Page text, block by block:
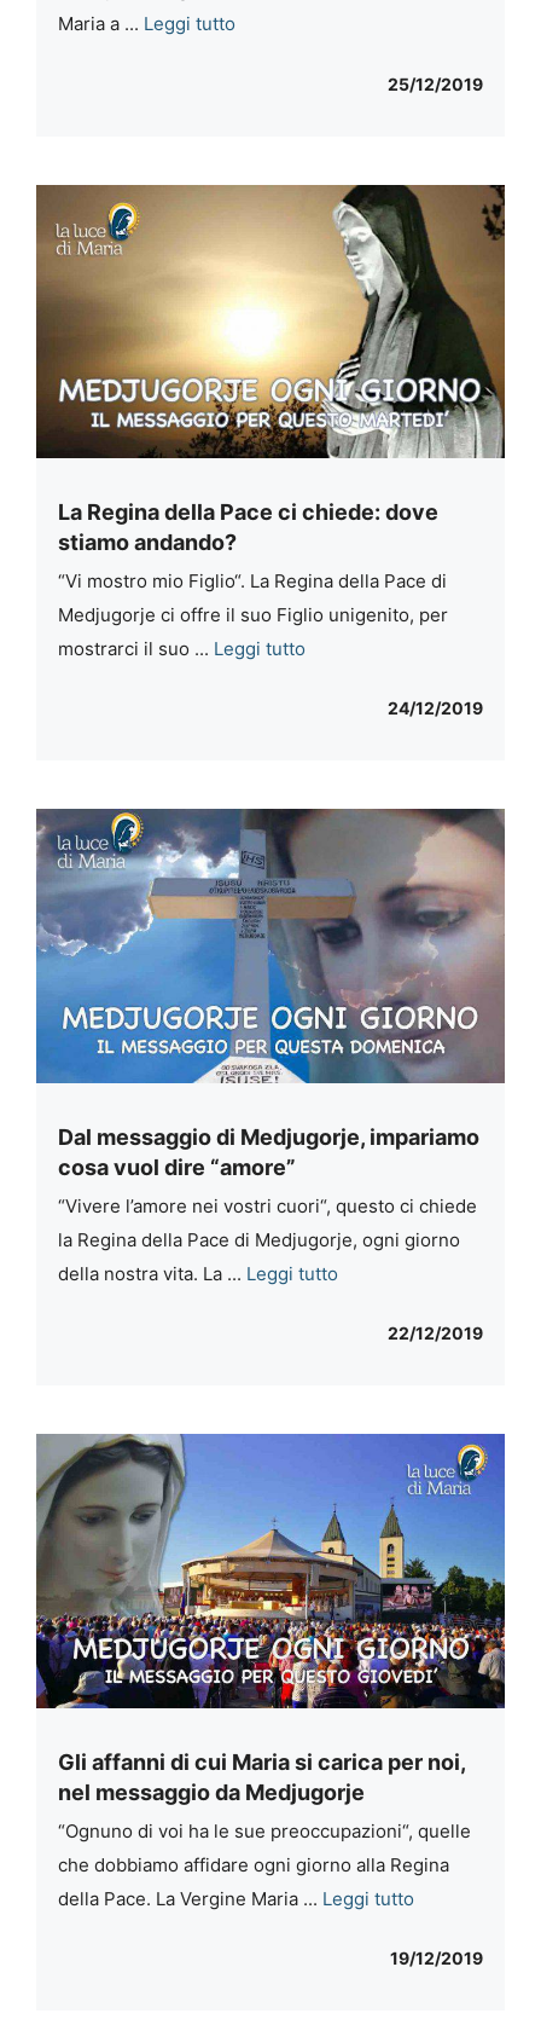
Maria a ... Leggi tutto
25/12/2019
La Regina della Pace ci chiede: dove
stiamo andando?
“Vi mostro mio Figlio“. La Regina della Pace di
Medjugorje ci offre il suo Figlio unigenito, per
mostrarci il suo ... Leggi tutto
24/12/2019
Dal messaggio di Medjugorje, impariamo
cosa vuol dire “amore”
“Vivere l’amore nei vostri cuori“, questo ci chiede
la Regina della Pace di Medjugorje, ogni giorno
della nostra vita. La ... Leggi tutto
22/12/2019
Gli affanni di cui Maria si carica per noi,
nel messaggio da Medjugorje
“Ognuno di voi ha le sue preoccupazioni“, quelle
che dobbiamo affidare ogni giorno alla Regina
della Pace. La Vergine Maria ... Leggi tutto
19/12/2019